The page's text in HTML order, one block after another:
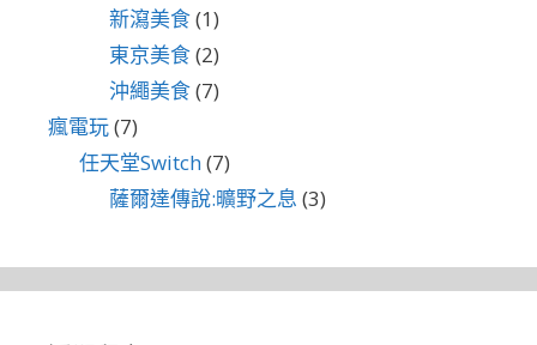
新瀉美食(1)
東京美食(2)
沖繩美食(7)
瘋電玩(7)
任天堂Switch(7)
薩爾達傳說:曠野之息 (3)